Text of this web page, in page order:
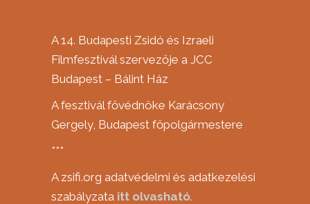
A 14. Budapesti Zsidó és Izraeli
Filmfesztivál szervezője a JCC
Budapest – Bálint Ház
A fesztivál fővédnöke Karácsony
Gergely, Budapest főpolgármestere
***
A zsifi.org adatvédelmi és adatkezelési
szabályzata itt olvasható.